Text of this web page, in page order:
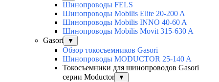
Шинопроводы FELS
Шинопроводы Mobilis Elite 20-200 A
Шинопроводы Mobilis INNO 40-60 A
Шинопроводы Mobilis Movit 315-630 A
Gasori
▼
Обзор токосъемников Gasori
Шинопроводы MODUCTOR 25-140 A
Токосъемники для шинопроводов Gasori
серии Moductor
▼